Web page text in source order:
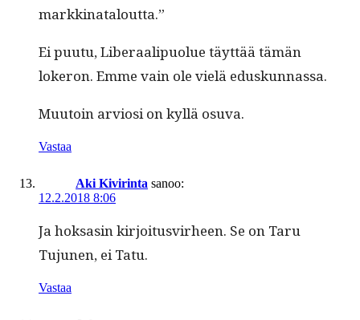
markkinataloutta.”
Ei puu­tu, Lib­er­aalipuolue täyt­tää tämän
lokeron. Emme vain ole vielä eduskunnassa.
Muu­toin arviosi on kyl­lä osuva.
Vastaa
Aki Kivirinta sanoo:
12.2.2018 8:06
Ja hok­sasin kir­joi­tusvirheen. Se on Taru
Tujunen, ei Tatu.
Vastaa